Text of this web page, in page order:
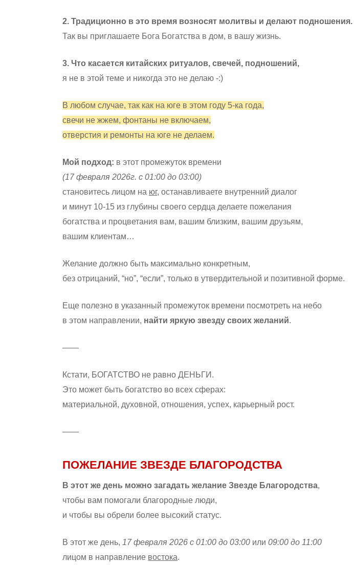
2. Традиционно в это время возносят молитвы и делают подношения.
Так вы приглашаете Бога Богатства в дом, в вашу жизнь.
3. Что касается китайских ритуалов, свечей, подношений,
я не в этой теме и никогда это не делаю -:)
В любом случае, так как на юге в этом году 5-ка года,
свечи не жжем, фонтаны не включаем,
отверстия и ремонты на юге не делаем.
Мой подход: в этот промежуток времени
(17 февраля 2026г. с 01:00 до 03:00)
становитесь лицом на юг, останавливаете внутренний диалог
и минут 10-15 из глубины своего сердца делаете пожелания
богатства и процветания вам, вашим близким, вашим друзьям,
вашим клиентам…
Желание должно быть максимально конкретным,
без отрицаний, “но”, “если”, только в утвердительной и позитивной форме.
Еще полезно в указанный промежуток времени посмотреть на небо
в этом направлении, найти яркую звезду своих желаний.
——
Кстати, БОГАТСТВО не равно ДЕНЬГИ.
Это может быть богатство во всех сферах:
материальной, духовной, отношения, успех, карьерный рост.
——
ПОЖЕЛАНИЕ ЗВЕЗДЕ БЛАГОРОДСТВА
В этот же день можно загадать желание Звезде Благородства,
чтобы вам помогали благородные люди,
и чтобы вы обрели более высокий статус.
В этот же день, 17 февраля 2026 с 01:00 до 03:00 или09:00 до 11:00
лицом в направление востока.